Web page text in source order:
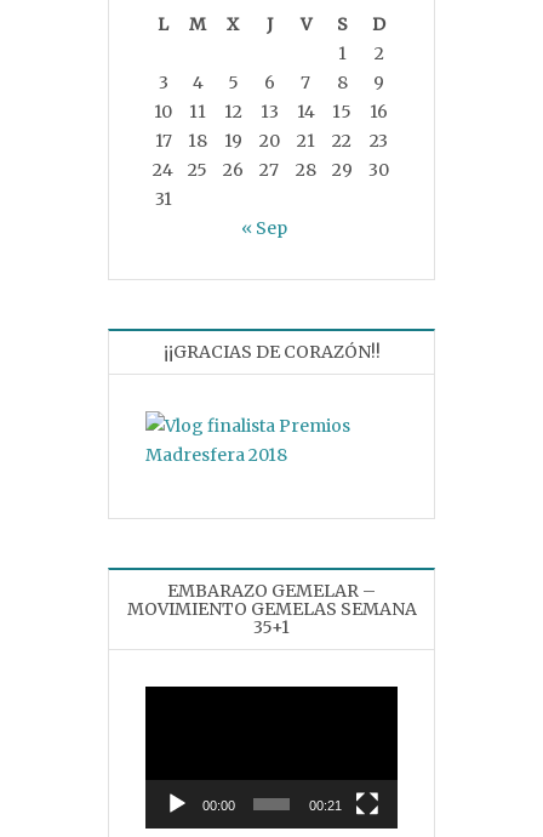
L M X J V S
D
1
2
3
4 5 6 7 8
9
10
11 12 13 14 15
16
17
18 19 20 21 22
23
24
25 26 27 28 29
30
31
« Sep
¡¡GRACIAS DE CORAZÓN!!
EMBARAZO GEMELAR –
MOVIMIENTO GEMELAS SEMANA
35+1
00:00 00:21